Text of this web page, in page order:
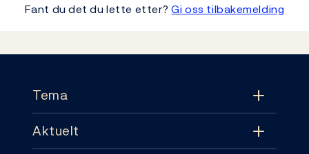
Fant du det du lette etter?Gi oss tilbakemelding
Tema
Tema
Aktuelt